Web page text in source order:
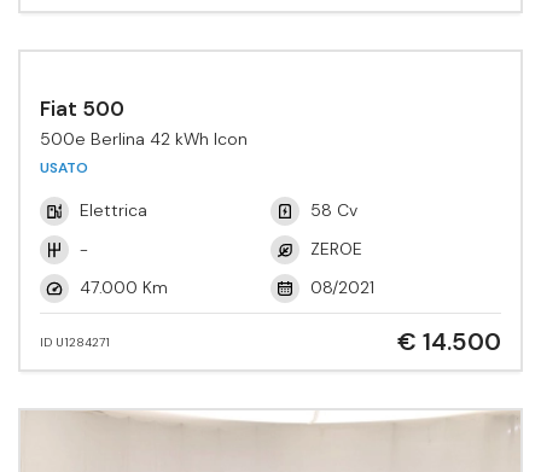
Fiat 500
500e Berlina 42 kWh Icon
USATO
Elettrica
58 Cv
-
ZEROE
47.000 Km
08/2021
ID U1284271 € 14.500